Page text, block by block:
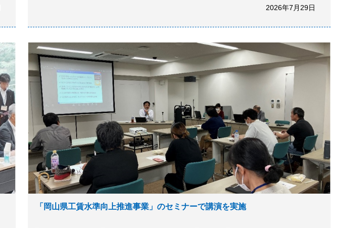
2026年7月29日
「岡山県工賃水準向上推進事業」のセミナーで講演を実施